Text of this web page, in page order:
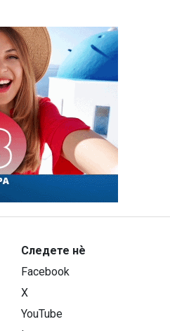
Следете нѐ
Facebook
X
YouTube